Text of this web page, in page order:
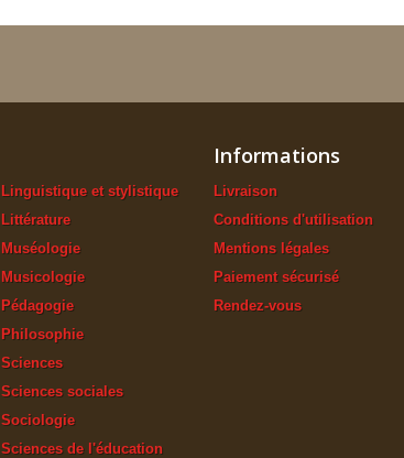
Linguistique et stylistique
Littérature
Muséologie
Musicologie
Pédagogie
Philosophie
Sciences
Sciences sociales
Sociologie
Sciences de l'éducation
Informations
Livraison
Conditions d'utilisation
Mentions légales
Paiement sécurisé
Rendez-vous